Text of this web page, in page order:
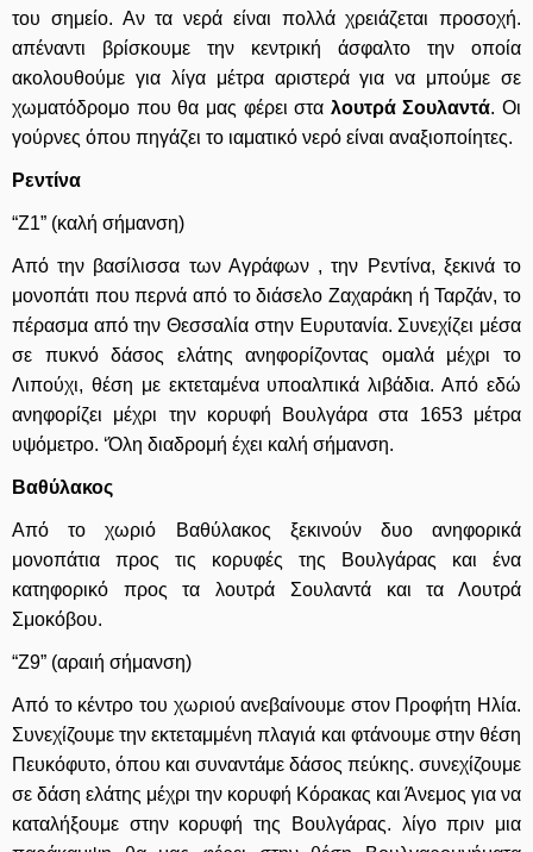
του σημείο. Αν τα νερά είναι πολλά χρειάζεται προσοχή.
απέναντι βρίσκουμε την κεντρική άσφαλτο την οποία
ακολουθούμε για λίγα μέτρα αριστερά για να μπούμε σε
χωματόδρομο που θα μας φέρει στα λουτρά Σουλαντά. Οι
γούρνες όπου πηγάζει το ιαματικό νερό είναι αναξιοποίητες.
Ρεντίνα
“Ζ1” (καλή σήμανση)
Από την βασίλισσα των Αγράφων , την Ρεντίνα, ξεκινά το
μονοπάτι που περνά από το διάσελο Ζαχαράκη ή Ταρζάν, το
πέρασμα από την Θεσσαλία στην Ευρυτανία. Συνεχίζει μέσα
σε πυκνό δάσος ελάτης ανηφορίζοντας ομαλά μέχρι το
Λιπούχι, θέση με εκτεταμένα υποαλπικά λιβάδια. Από εδώ
ανηφορίζει μέχρι την κορυφή Βουλγάρα στα 1653 μέτρα
υψόμετρο. ‘Όλη διαδρομή έχει καλή σήμανση.
Βαθύλακος
Από το χωριό Βαθύλακος ξεκινούν δυο ανηφορικά
μονοπάτια προς τις κορυφές της Βουλγάρας και ένα
κατηφορικό προς τα λουτρά Σουλαντά και τα Λουτρά
Σμοκόβου.
“Ζ9” (αραιή σήμανση)
Από το κέντρο του χωριού ανεβαίνουμε στον Προφήτη Ηλία.
Συνεχίζουμε την εκτεταμμένη πλαγιά και φτάνουμε στην θέση
Πευκόφυτο, όπου και συναντάμε δάσος πεύκης. συνεχίζουμε
σε δάση ελάτης μέχρι την κορυφή Κόρακας και Άνεμος για να
καταλήξουμε στην κορυφή της Βουλγάρας. λίγο πριν μια